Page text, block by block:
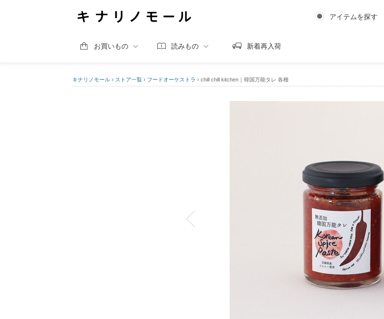
アイテムを探す
お買いもの 読みもの 新着再入荷
キナリノモール › ストア一覧 › フードオーケストラ › chill chill kitchen｜韓国万能タレ 各種